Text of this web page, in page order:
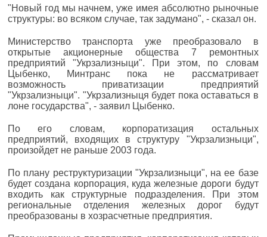
"Новый год мы начнем, уже имея абсолютно рыночные
структуры: во всяком случае, так задумано", - сказал он.
Министерство транспорта уже преобразовало в
открытые акционерные общества 7 ремонтных
предприятий "Укрзализныци". При этом, по словам
Цыбенко, Минтранс пока не рассматривает
возможность приватизации предприятий
"Укрзализныци". "Укрзализныця будет пока оставаться в
лоне государства", - заявил Цыбенко.
По его словам, корпоратизация остальных
предприятий, входящих в структуру "Укрзализныци",
произойдет не раньше 2003 года.
По плану реструктуризации "Укрзализныци", на ее базе
будет создана корпорация, куда железные дороги будут
входить как структурные подразделения. При этом
региональные отделения железных дорог будут
преобразованы в хозрасчетные предприятия.